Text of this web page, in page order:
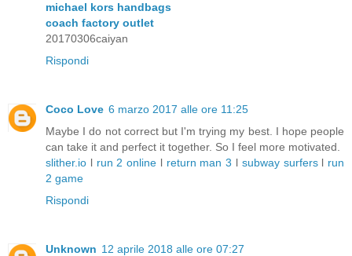
michael kors handbags
coach factory outlet
20170306caiyan
Rispondi
Coco Love 6 marzo 2017 alle ore 11:25
Maybe I do not correct but I'm trying my best. I hope people
can take it and perfect it together. So I feel more motivated.
slither.io l run 2 online l return man 3 l subway surfersl run
2 game
Rispondi
Unknown 12 aprile 2018 alle ore 07:27